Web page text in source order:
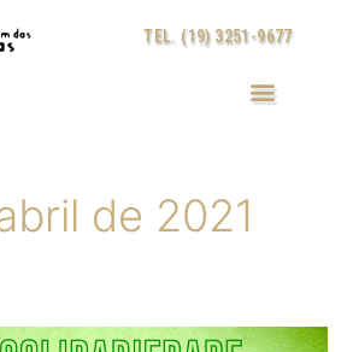
TEL. (19) 3251-9677
de 2021